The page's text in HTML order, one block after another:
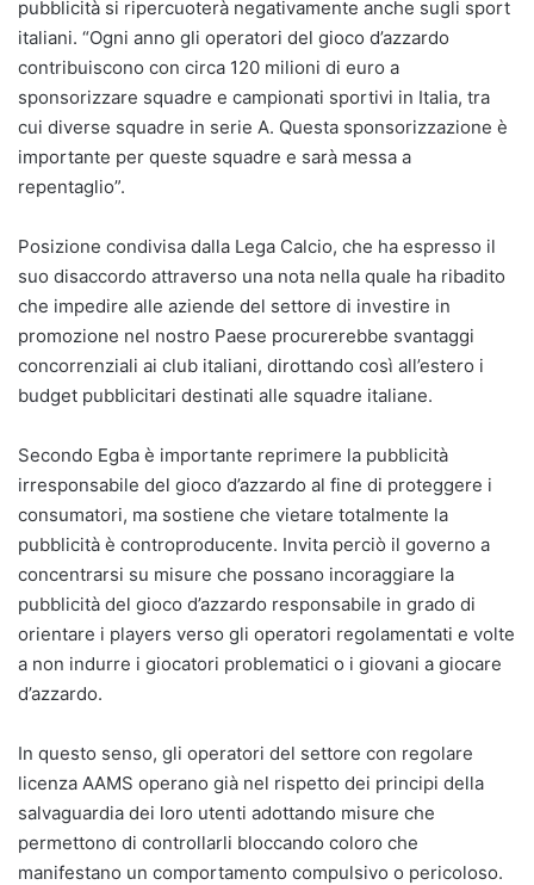
pubblicità si ripercuoterà negativamente anche sugli sport
italiani. “Ogni anno gli operatori del gioco d’azzardo
contribuiscono con circa 120 milioni di euro a
sponsorizzare squadre e campionati sportivi in Italia, tra
cui diverse squadre in serie A. Questa sponsorizzazione è
importante per queste squadre e sarà messa a
repentaglio”.
Posizione condivisa dalla Lega Calcio, che ha espresso il
suo disaccordo attraverso una nota nella quale ha ribadito
che impedire alle aziende del settore di investire in
promozione nel nostro Paese procurerebbe svantaggi
concorrenziali ai club italiani, dirottando così all’estero i
budget pubblicitari destinati alle squadre italiane.
Secondo Egba è importante reprimere la pubblicità
irresponsabile del gioco d’azzardo al fine di proteggere i
consumatori, ma sostiene che vietare totalmente la
pubblicità è controproducente. Invita perciò il governo a
concentrarsi su misure che possano incoraggiare la
pubblicità del gioco d’azzardo responsabile in grado di
orientare i players verso gli operatori regolamentati e volte
a non indurre i giocatori problematici o i giovani a giocare
d’azzardo.
In questo senso, gli operatori del settore con regolare
licenza AAMS operano già nel rispetto dei principi della
salvaguardia dei loro utenti adottando misure che
permettono di controllarli bloccando coloro che
manifestano un comportamento compulsivo o pericoloso.